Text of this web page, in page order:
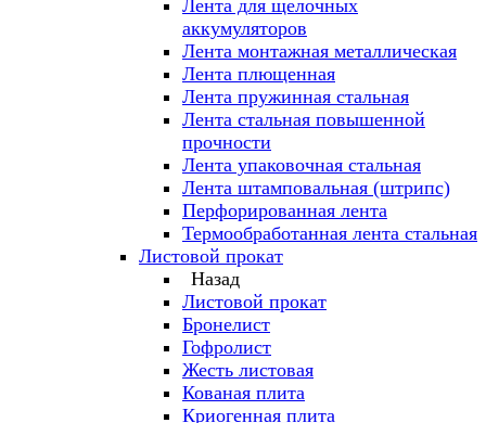
Лента для щелочных
аккумуляторов
Лента монтажная металлическая
Лента плющенная
Лента пружинная стальная
Лента стальная повышенной
прочности
Лента упаковочная стальная
Лента штамповальная (штрипс)
Перфорированная лента
Термообработанная лента стальная
Листовой прокат
Назад
Листовой прокат
Бронелист
Гофролист
Жесть листовая
Кованая плита
Криогенная плита